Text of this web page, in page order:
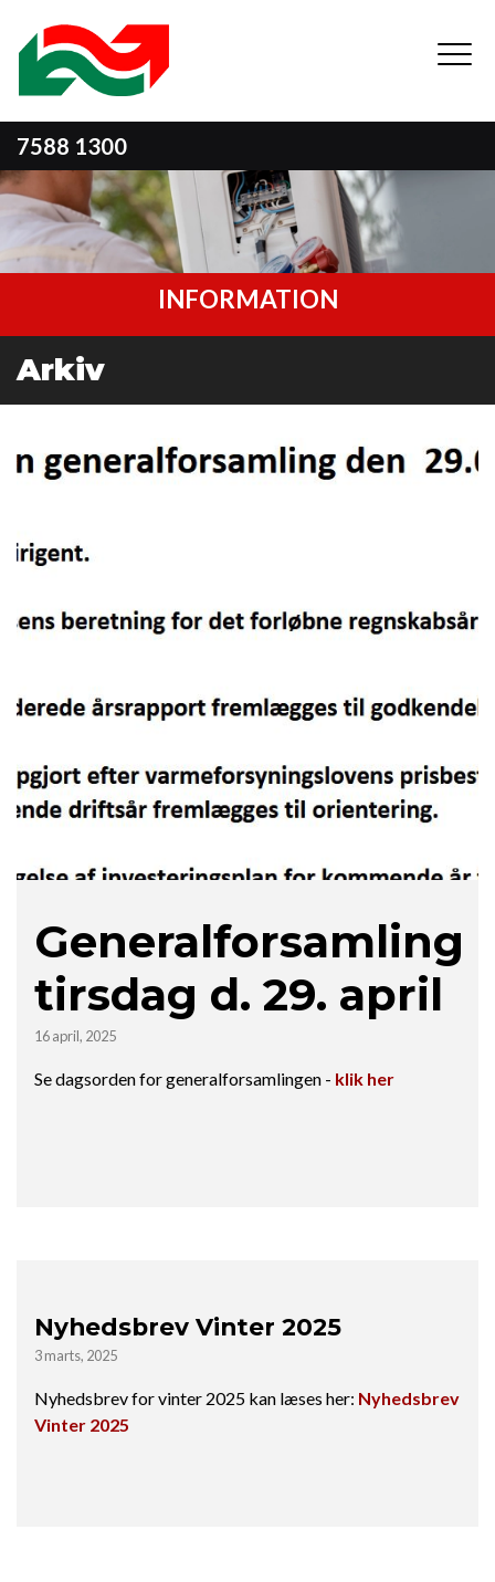
hovedindhold
7588 1300
INFORMATION
Arkiv
Generalforsamling
tirsdag d. 29. april
16 april, 2025
Se dagsorden for generalforsamlingen - klik her
Nyhedsbrev Vinter 2025
3 marts, 2025
Nyhedsbrev for vinter 2025 kan læses her: Nyhedsbrev
Vinter 2025